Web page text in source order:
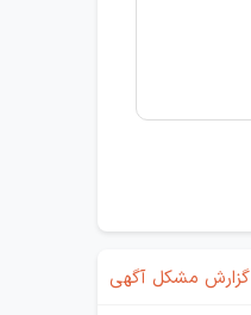
گزارش مشکل آگهی